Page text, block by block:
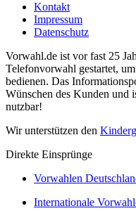
Kontakt
Impressum
Datenschutz
Vorwahl.de ist vor fast 25
Telefonvorwahl gestartet,
bedienen. Das
Wünschen des Kunden und
nutzbar!
Wir unterstützen den
Direkte Einsprünge
Vorwahlen
Internationale